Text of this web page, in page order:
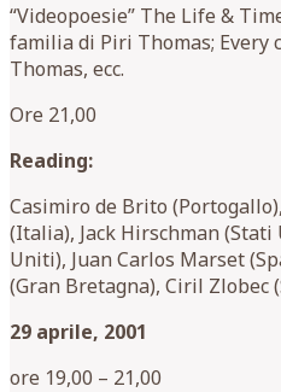
“Videopoesie” The Life &
familia di Piri Thomas; Every
Thomas, ecc.
Ore 21,00
Reading:
Casimiro de Brito
(Italia), Jack Hirschman
Uniti), Juan Carlos Marset
(Gran Bretagna), Ciril Zlobec
29 aprile, 2001
ore 19,00 – 21,00